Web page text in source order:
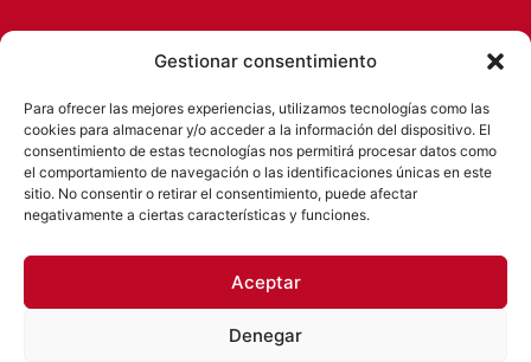
Gestionar consentimiento
Para ofrecer las mejores experiencias, utilizamos tecnologías como las
cookies para almacenar y/o acceder a la información del dispositivo. El
consentimiento de estas tecnologías nos permitirá procesar datos como
el comportamiento de navegación o las identificaciones únicas en este
sitio. No consentir o retirar el consentimiento, puede afectar
negativamente a ciertas características y funciones.
Aceptar
Denegar
Desarrollamos nuestra labor en
AMPAs buscando ofrecer el mejor servicio a